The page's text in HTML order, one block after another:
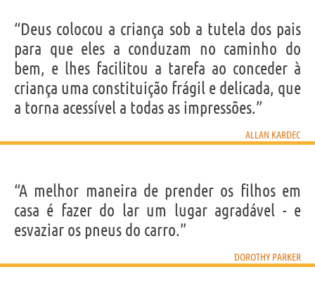
“Deus colocou a criança sob a tutela dos pais
para que eles a conduzam no caminho do
bem, e lhes facilitou a tarefa ao conceder à
criança uma constituição frágil e delicada, que
a torna acessível a todas as impressões.”
ALLAN KARDEC
“A melhor maneira de prender os filhos em
casa é fazer do lar um lugar agradável - e
esvaziar os pneus do carro.”
DOROTHY PARKER